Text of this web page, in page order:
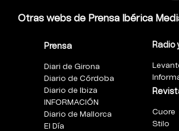
Otras webs de Prensa Ibérica
Prensa
Diari de Girona
Diario de Córdoba
Diario de Ibiza
INFORMACIÓN
Diario de Mallorca
El Día
Radio
Cuore
Stilo